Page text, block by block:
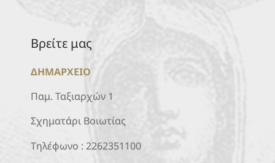
Βρείτε μας
ΔΗΜΑΡΧΕΙΟ
Παμ. Ταξιαρχών 1
Σχηματάρι Βοιωτίας
Τηλέφωνο : 2262351100